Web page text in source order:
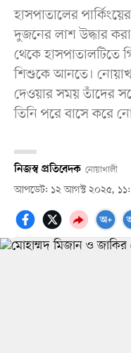
হাসপাতালের
দুজনের লাশ উদ্ধার
থেকে হাসপাতালটিতে
শিশুকে আনতে।
দেওয়ার সময় তাঁদের
তিনি পরে বাসে করে
নিজস্ব প্রতিবেদক নোয়াখালী
আপডেট: ১২ আগস্ট ২০২৫,